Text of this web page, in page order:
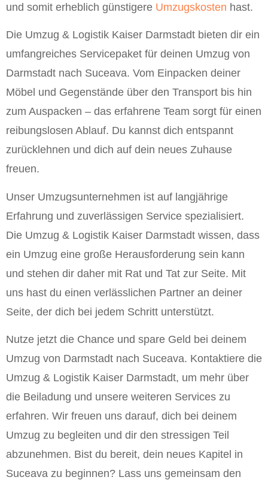
und somit erheblich günstigere Umzugskosten hast.
Die Umzug & Logistik Kaiser Darmstadt bieten dir ein
umfangreiches Servicepaket für deinen Umzug von
Darmstadt nach Suceava. Vom Einpacken deiner
Möbel und Gegenstände über den Transport bis hin
zum Auspacken – das erfahrene Team sorgt für einen
reibungslosen Ablauf. Du kannst dich entspannt
zurücklehnen und dich auf dein neues Zuhause
freuen.
Unser Umzugsunternehmen ist auf langjährige
Erfahrung und zuverlässigen Service spezialisiert.
Die Umzug & Logistik Kaiser Darmstadt wissen, dass
ein Umzug eine große Herausforderung sein kann
und stehen dir daher mit Rat und Tat zur Seite. Mit
uns hast du einen verlässlichen Partner an deiner
Seite, der dich bei jedem Schritt unterstützt.
Nutze jetzt die Chance und spare Geld bei deinem
Umzug von Darmstadt nach Suceava. Kontaktiere die
Umzug & Logistik Kaiser Darmstadt, um mehr über
die Beiladung und unsere weiteren Services zu
erfahren. Wir freuen uns darauf, dich bei deinem
Umzug zu begleiten und dir den stressigen Teil
abzunehmen. Bist du bereit, dein neues Kapitel in
Suceava zu beginnen? Lass uns gemeinsam den